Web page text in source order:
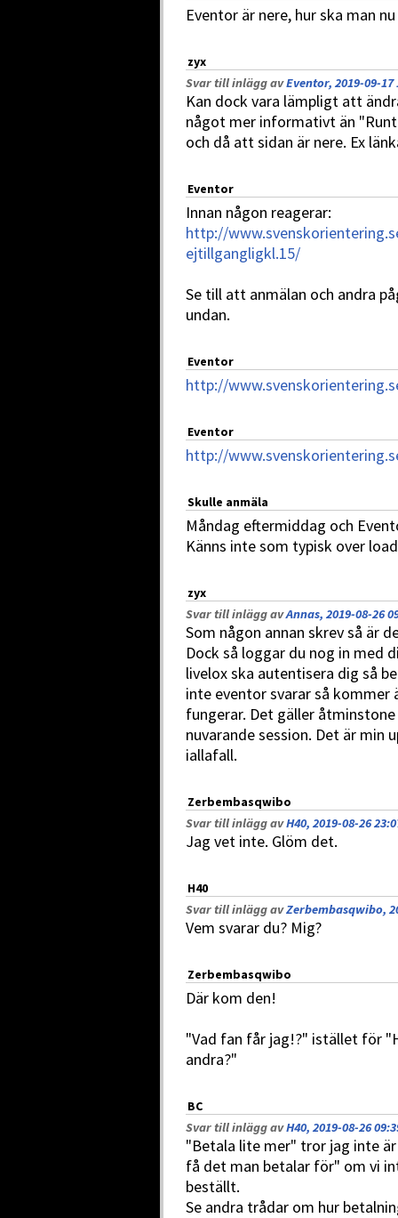
Eventor är nere, hur ska man
zyx
Svar till inlägg avEventor, 2019-09-17
Kan dock vara lämpligt att
något mer informativt än
och då att sidan är nere. Ex
Eventor
Innan någon reagerar:
http://
ejtillgangligkl.15/
Se till att anmälan och andra
undan.
Eventor
http://
Eventor
http://
Skulle anmäla
Måndag eftermiddag och
Känns inte som typisk over
zyx
Svar till inlägg avAnnas, 2019-08-26
Som någon annan skrev så är
Dock så loggar du nog in med
livelox ska autentisera dig så
inte eventor svarar så
fungerar. Det gäller
nuvarande session. Det är
iallafall.
Zerbembasqwibo
Svar till inlägg avH40, 2019-08-26
Jag vet inte. Glöm det.
H40
Svar till inlägg avZerbembasqwibo,
Vem svarar du? Mig?
Zerbembasqwibo
Där kom den!
"Vad fan får jag!?" istället för
andra?"
BC
Svar till inlägg avH40, 2019-08-26
"Betala lite mer" tror jag inte
få det man betalar för" om vi
beställt.
Se andra trådar om hur